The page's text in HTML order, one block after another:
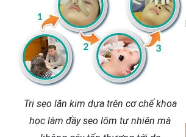
Trị sẹo lăn kim dựa trên cơ chế khoa
học làm đầy sẹo lõm tự nhiên mà